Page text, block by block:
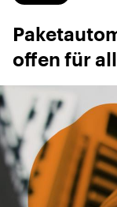
offen für